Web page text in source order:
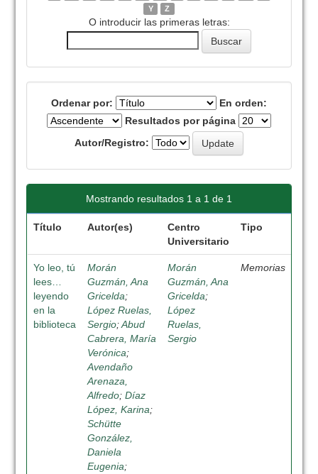
Y
Z
O introducir las primeras letras:
Ordenar por:
En orden:
Resultados por página
Autor/Registro:
Mostrando resultados 1 a 1 de 1
Título Autor(es)
Centro
Universitario
Tipo
Yo leo, tú
lees…
leyendo
en la
biblioteca
Morán
Guzmán, Ana
Gricelda;
López Ruelas,
Sergio;Abud
Cabrera, María
Verónica;
Avendaño
Arenaza,
Alfredo; Díaz
López, Karina;
Schütte
González,
Daniela
Eugenia;
Morán
Guzmán, Ana
Gricelda;
López
Ruelas,
Sergio
Memorias